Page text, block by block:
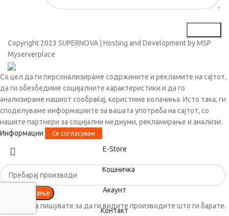
Copyright 2023 SUPERNOVA | Hosting and Development by MSP
Myserverplace
Со цел да ги персонализираме содржините и рекламите на сајтот,
да ги обезбедиме социјалните карактеристики и да го
анализираме нашиот сообраќај, користиме колачиња. Исто така, ги
споделуваме информациите за вашата употреба на сајтот, со
нашите партнери за социјални медиуми, рекламирање и анализи.
Информации
Се согласувам
Пребарување
Почнете да пишувате за да ги видите производите што ги барате.
Е-Store
Кошничка
Акаунт
Контакт